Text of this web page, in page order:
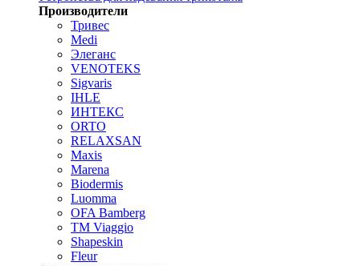
Производители
Тривес
Medi
Элеганс
VENOTEKS
Sigvaris
IHLE
ИНТЕКС
ORTO
RELAXSAN
Maxis
Marena
Biodermis
Luomma
OFA Bamberg
TM Viaggio
Shapeskin
Fleur